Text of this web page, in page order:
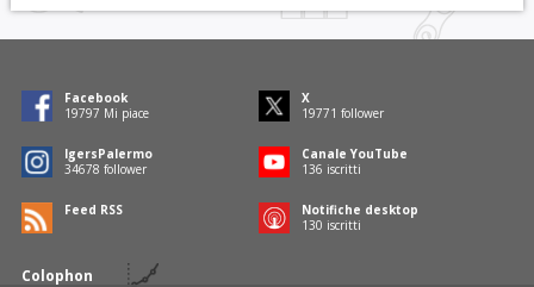
Colophon
Facebook
19797 Mi piace
X
19771 follower
IgersPalermo
34678 follower
Canale YouTube
136 iscritti
Feed RSS
Notifiche desktop
130 iscritti